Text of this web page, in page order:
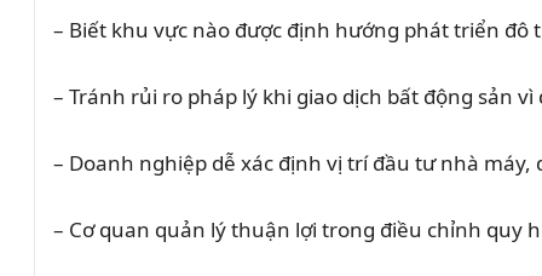
– Biết khu vực nào được định hướng phát triển
– Tránh rủi ro pháp lý khi giao dịch bất động sản
– Doanh nghiệp dễ xác định vị trí đầu tư nhà máy,
– Cơ quan quản lý thuận lợi trong điều chỉnh quy